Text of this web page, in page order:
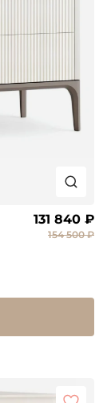
131 840 ₽
154 500 ₽